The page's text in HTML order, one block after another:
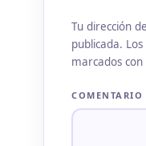
Tu dirección
publicada.
marcados con
COMENTARIO